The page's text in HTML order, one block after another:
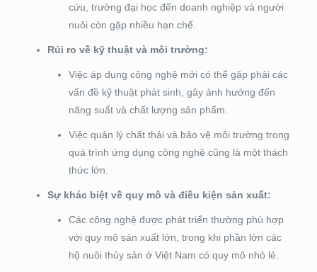
cứu, trường đại học đến doanh nghiệp và người
nuôi còn gặp nhiều hạn chế.
Rủi ro về kỹ thuật và môi trường:
Việc áp dụng công nghệ mới có thể gặp phải các
vấn đề kỹ thuật phát sinh, gây ảnh hưởng đến
năng suất và chất lượng sản phẩm.
Việc quản lý chất thải và bảo vệ môi trường trong
quá trình ứng dụng công nghệ cũng là một thách
thức lớn.
Sự khác biệt về quy mô và điều kiện sản xuất:
Các công nghệ được phát triển thường phù hợp
với quy mô sản xuất lớn, trong khi phần lớn các
hộ nuôi thủy sản ở Việt Nam có quy mô nhỏ lẻ.